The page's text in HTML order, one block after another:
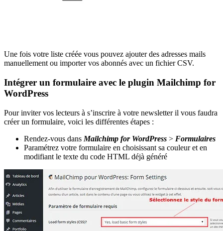
Une fois votre liste créée vous pouvez ajouter des adresses mails
manuellement ou importer vos abonnés avec un fichier CSV.
Intégrer un formulaire avec le plugin Mailchimp for
WordPress
Pour inviter vos lecteurs à s’inscrire à votre newsletter il vous faudra
créer un formulaire, voici les différentes étapes :
Rendez-vous dans Mailchimp for WordPress > Formulaires
Paramétrez votre formulaire en choisissant sa couleur et en
modifiant le texte du code HTML déjà généré